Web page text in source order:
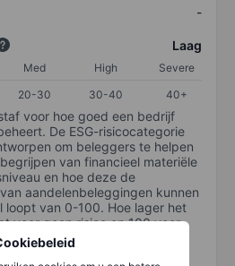
-
Laag
Med High
Severe
20-30 30-40 40+
voor hoe goed een bedrijf
De ESG-risicocategorie
om beleggers te helpen
van financieel materiële
en hoe deze de
aandelenbeleggingen kunnen
loopt van 0-100. Hoe lager het
voor geen risico en 100 voor